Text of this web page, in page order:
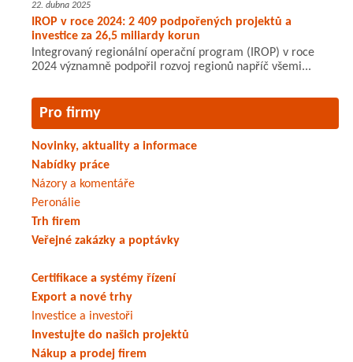
22. dubna 2025
IROP v roce 2024: 2 409 podpořených projektů a
investice za 26,5 miliardy korun
Integrovaný regionální operační program (IROP) v roce
2024 významně podpořil rozvoj regionů napříč všemi...
Pro firmy
Novinky, aktuality a informace
Nabídky práce
Názory a komentáře
Peronálie
Trh firem
Veřejné zakázky a poptávky
Certifikace a systémy řízení
Export a nové trhy
Investice a investoři
Investujte do našich projektů
Nákup a prodej firem